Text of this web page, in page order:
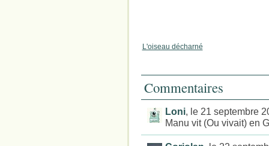
L'oiseau décharné
Commentaires
Loni, le 21 septembre
Manu vit (Ou vivait) en